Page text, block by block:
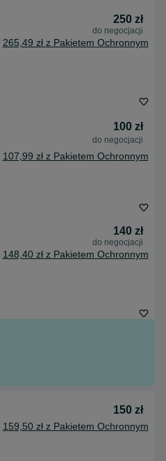
250 zł
do negocjacji
265,49 zł z Pakietem Ochronnym
100 zł
do negocjacji
107,99 zł z Pakietem Ochronnym
140 zł
do negocjacji
148,40 zł z Pakietem Ochronnym
150 zł
159,50 zł z Pakietem Ochronnym